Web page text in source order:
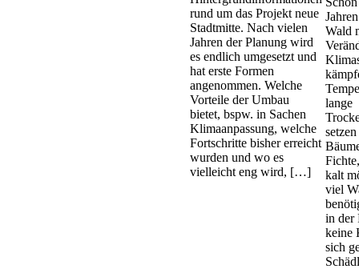
rund um das Projekt neue
Stadtmitte. Nach vielen
Jahren der Planung wird
es endlich umgesetzt und
hat erste Formen
angenommen. Welche
Vorteile der Umbau
bietet, bspw. in Sachen
Klimaanpassung, welche
Fortschritte bisher erreicht
wurden und wo es
vielleicht eng wird, […]
Wald
lange
kalt
viel
in der
keine
sich